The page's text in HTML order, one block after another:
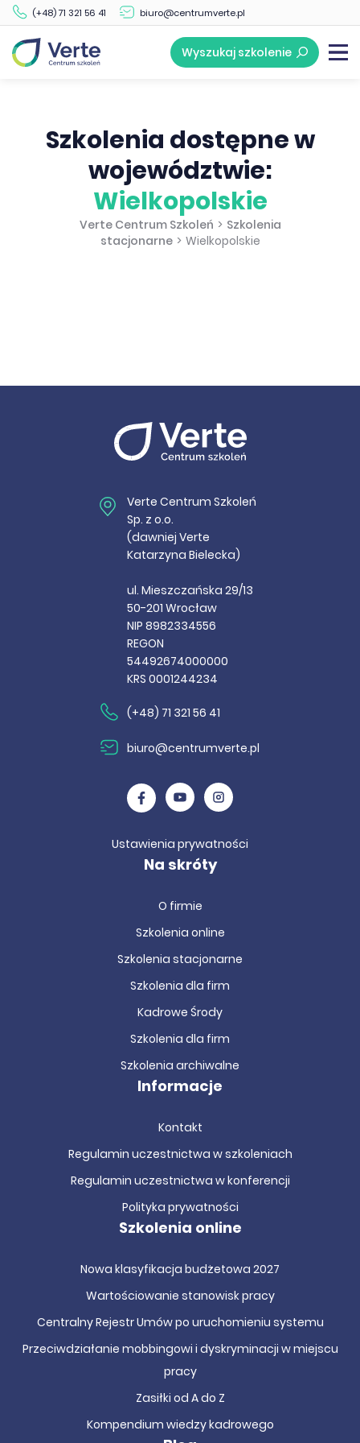
(+48) 71 321 56 41 biuro@centrumverte.pl
Wyszukaj szkolenie
Szkolenia dostępne w
województwie:
Wielkopolskie
Verte Centrum Szkoleń > Szkolenia
stacjonarne > Wielkopolskie
Verte Centrum Szkoleń
Sp. z o.o.
(dawniej Verte
Katarzyna Bielecka)
ul. Mieszczańska 29/13
50-201 Wrocław
NIP 8982334556
REGON
54492674000000
KRS 0001244234
(+48) 71 321 56 41
biuro@centrumverte.pl
Ustawienia prywatności
Na skróty
O firmie
Szkolenia online
Szkolenia stacjonarne
Szkolenia dla firm
Kadrowe Środy
Szkolenia dla firm
Szkolenia archiwalne
Informacje
Kontakt
Regulamin uczestnictwa w szkoleniach
Regulamin uczestnictwa w konferencji
Polityka prywatności
Szkolenia online
Nowa klasyfikacja budżetowa 2027
Wartościowanie stanowisk pracy
Centralny Rejestr Umów po uruchomieniu systemu
Przeciwdziałanie mobbingowi i dyskryminacji w miejscu
pracy
Zasiłki od A do Z
Kompendium wiedzy kadrowego